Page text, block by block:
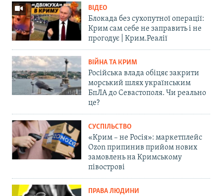
ВІДЕО
Блокада без сухопутної операції:
Крим сам себе не заправить і не
прогодує | Крим.Реалії
ВІЙНА ТА КРИМ
Російська влада обіцяє закрити
морський шлях українським
БпЛА до Севастополя. Чи реально
це?
СУСПІЛЬСТВО
«Крим – не Росія»: маркетплейс
Ozon припинив прийом нових
замовлень на Кримському
півострові
ПРАВА ЛЮДИНИ